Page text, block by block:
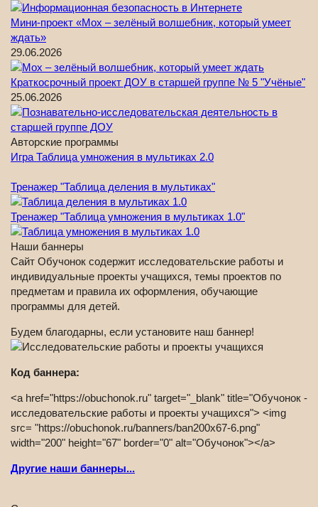
Мини-проект «Мох – зелёный волшебник, который умеет
ждать»
29.06.2026
Краткосрочный проект ДОУ в старшей группе № 5 "Учёные"
25.06.2026
Авторские программы
Игра Таблица умножения в мультиках 2.0
Тренажер "Таблица деления в мультиках"
Тренажер "Таблица умножения в мультиках 1.0"
Наши баннеры
Сайт Обучонок содержит исследовательские работы и
индивидуальные проекты учащихся, темы проектов по
предметам и правила их оформления, обучающие
программы для детей.
Будем благодарны, если установите наш баннер!
Код баннера:
<a href="https://obuchonok.ru" target="_blank" title="Обучонок -
исследовательские работы и проекты учащихся"> <img
src= "https://obuchonok.ru/banners/ban200x67-6.png"
width="200" height="67" border="0" alt="Обучонок"></a>
Другие наши баннеры...